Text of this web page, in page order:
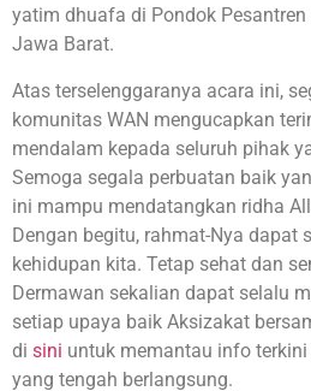
yatim dhuafa di Pondok Pesantren
Jawa Barat.
Atas terselenggaranya acara ini,
komunitas WAN mengucapkan
mendalam kepada seluruh pihak
Semoga segala perbuatan baik
ini mampu mendatangkan ridha
Dengan begitu, rahmat-Nya dapat
kehidupan kita. Tetap sehat dan
Dermawan sekalian dapat selalu
setiap upaya baik Aksizakat
di sini untuk memantau info
yang tengah berlangsung.